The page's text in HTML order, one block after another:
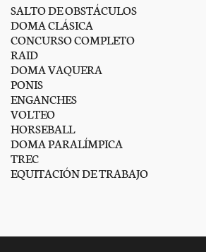
SALTO DE OBSTÁCULOS
DOMA CLÁSICA
CONCURSO COMPLETO
RAID
DOMA VAQUERA
PONIS
ENGANCHES
VOLTEO
HORSEBALL
DOMA PARALÍMPICA
TREC
EQUITACIÓN DE TRABAJO